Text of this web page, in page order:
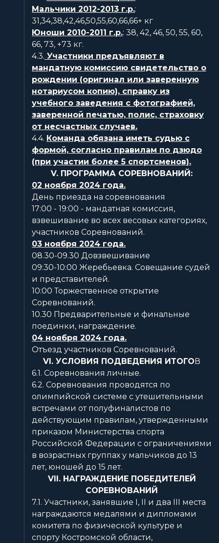
Мальчики 2012-2013 г.р.:
31,34,38,42,46,50,55,60,66,66+ кг
Юноши 2010-2011 г.р.: 38, 42, 46, 50, 55, 60,
66, 73, +73 кг.
4.3. Участники предъявляют в
мандатную комиссию свидетельство о
рождении (оригинал или заверенную
нотариусом копию), справку из
учебного заведения с фотографией,
заверенной печатью, полис, страховку
от несчастных случаев.
4.4. Команда обязана иметь судью с
формой, согласно правилам по дзюдо
(при участии более 5 спортсменов).
V. ПРОГРАММА СОРЕВНОВАНИЙ:
02 ноября 2024 года.
День приезда на соревнования
17:00 - 19:00 - мандатная комиссия,
взвешивание во всех весовых категориях,
участников Соревнований.
03 ноября 2024 года.
08.30-09.30 Довзвешивание
09:30-10:00 Жеребьевка. Совещание судей
и представителей.
10:00 Торжественное открытие
Соревнований.
10.30 Предварительные и финальные
поединки, награждение.
04 ноября 2024 года.
Отъезд участников Соревнований.
VI. УСЛОВИЯ ПОДВЕДЕНИЯ ИТОГОВ
6.1. Соревнования личные.
6.2. Соревнования проводятся по
олимпийской системе с утешительными
встречами от полуфиналистов по
действующим правилам, утвержденными
приказом Министерства спорта
Российской Федерации с ограничениями
в возрастных группах у мальчиков до 13
лет, юношей до 15 лет.
VII. НАГРАЖДЕНИЕ ПОБЕДИТЕЛЕЙ
СОРЕВНОВАНИЙ
7.1. Участники, занявшие I, II и два III места
награждаются медалями и дипломами
комитета по физической культуре и
спорту Костромской области,